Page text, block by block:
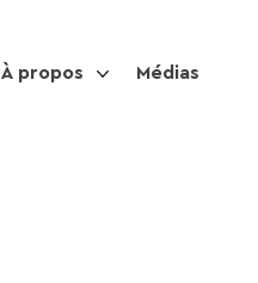
À propos Médias